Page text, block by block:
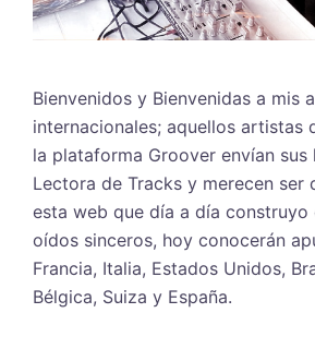
Bienvenidos y Bienvenidas a mis
internacionales; aquellos artistas
la plataforma Groover envían sus
Lectora de Tracks y merecen ser
esta web que día a día construyo
oídos sinceros, hoy conocerán
Francia, Italia, Estados Unidos,
Bélgica, Suiza y España.